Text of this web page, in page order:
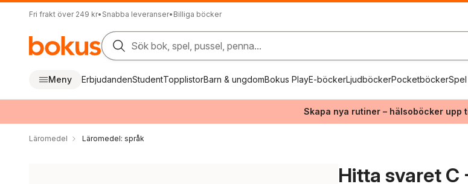
Fri frakt över 249 kr• Snabba leveranser• Billiga böcker
Sök bok, spel, pussel, penna...
Meny ErbjudandenStudentTopplistorBarn & ungdomBokus PlayE-böckerLjudböckerPocketböcker
Skapa nya rutiner – hälsoböcker upp
Läromedel Läromedel: språk
Hitta svaret C